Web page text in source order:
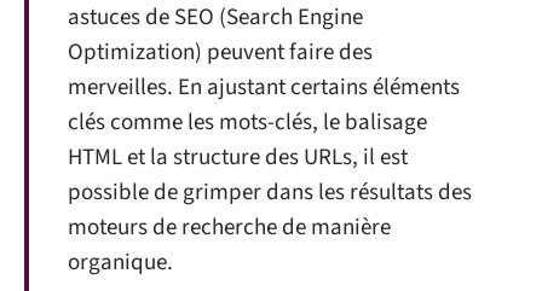
astuces de SEO (Search Engine
Optimization) peuvent faire des
merveilles. En ajustant certains éléments
clés comme les mots-clés, le balisage
HTML et la structure des URLs, il est
possible de grimper dans les résultats des
moteurs de recherche de manière
organique.